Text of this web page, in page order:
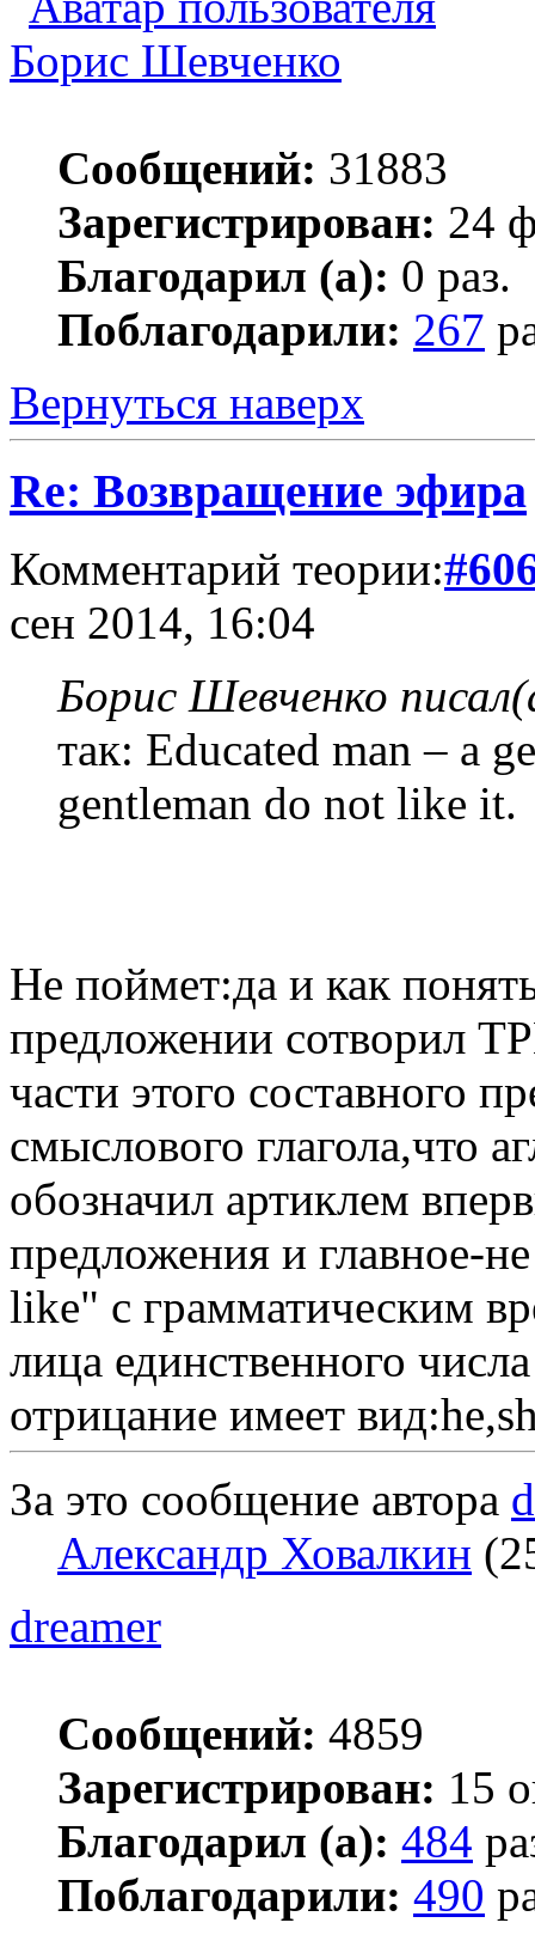
Борис Шевченко
Сообщений: 31883
Зарегистрирован: 24
Благодарил (а): 0 раз.
Поблагодарили: 267
Вернуться наверх
Re: Возвращение эфира
Комментарий теории:
сен 2014, 16:04
Борис Шевченко
так: Educated man – a
gentleman do not like it.
Не поймет:да и как
предложении сотворил
части этого составного
смыслового глагола,что
обозначил артиклем
предложения и главное-
like" с грамматическим
лица единственного
отрицание имеет
За это сообщение автора
Александр Ховалкин
dreamer
Сообщений: 4859
Зарегистрирован: 15
Благодарил (а): 484
Поблагодарили: 490